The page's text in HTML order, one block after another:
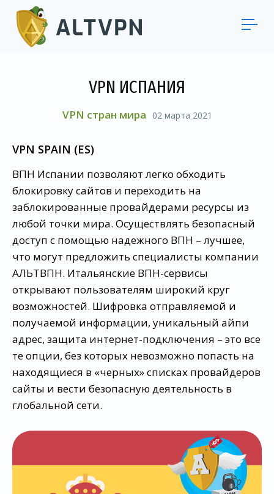
VPN ИСПАНИЯ
VPN стран мира 02 марта 2021
VPN SPAIN (ES)
ВПН Испании позволяют легко обходить
блокировку сайтов и переходить на
заблокированные провайдерами ресурсы из
любой точки мира. Осуществлять безопасный
доступ с помощью надежного ВПН – лучшее,
что могут предложить специалисты компании
АЛЬТВПН. Итальянские ВПН-сервисы
открывают пользователям широкий круг
возможностей. Шифровка отправляемой и
получаемой информации, уникальный айпи
адрес, защита интернет-подключения – это все
те опции, без которых невозможно попасть на
находящиеся в «черных» списках провайдеров
сайты и вести безопасную деятельность в
глобальной сети.